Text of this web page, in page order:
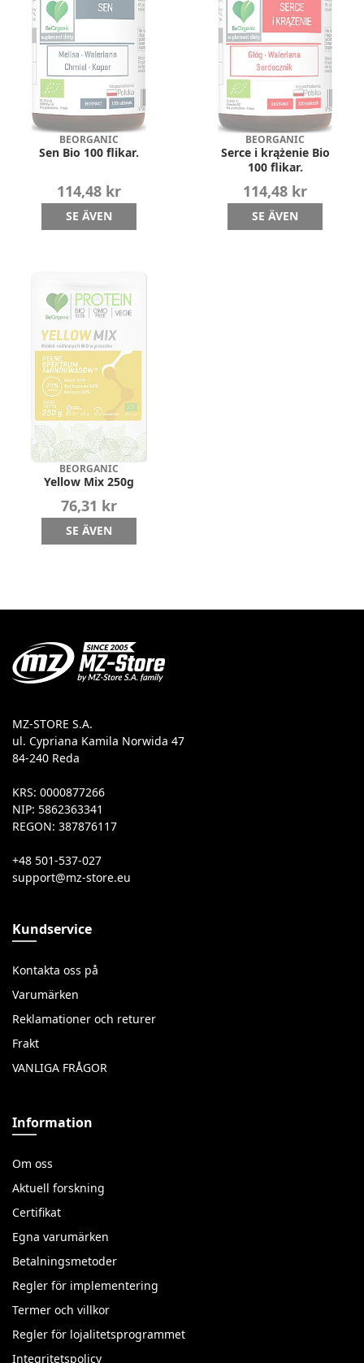
BEORGANIC
Sen Bio 100 flikar.
114,48 kr
SE ÄVEN
BEORGANIC
Serce i krążenie Bio
100 flikar.
114,48 kr
SE ÄVEN
BEORGANIC
Yellow Mix 250g
76,31 kr
SE ÄVEN
MZ-STORE S.A.
ul. Cypriana Kamila Norwida 47
84-240 Reda
KRS: 0000877266
NIP: 5862363341
REGON: 387876117
+48 501-537-027
Kundservice
Kontakta oss på
Varumärken
Reklamationer och returer
Frakt
VANLIGA FRÅGOR
Information
Om oss
Aktuell forskning
Certifikat
Egna varumärken
Betalningsmetoder
Regler för implementering
Termer och villkor
Regler för lojalitetsprogrammet
Integritetspolicy